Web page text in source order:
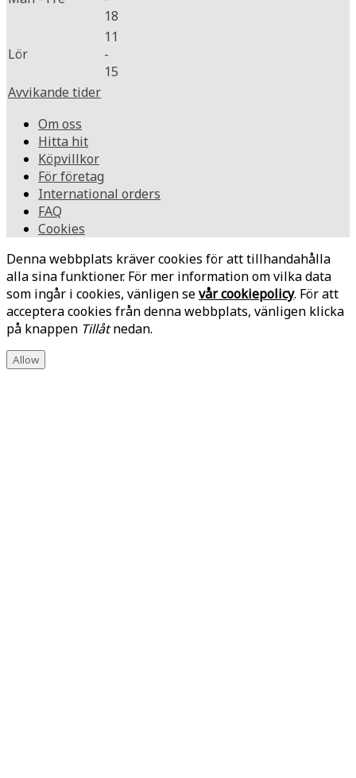
18
Lör
11
-
15
Avvikande tider
Om oss
Hitta hit
Köpvillkor
För företag
International orders
FAQ
Cookies
Denna webbplats kräver cookies för att tillhandahålla
alla sina funktioner. För mer information om vilka data
som ingår i cookies, vänligen sevår cookiepolicy. För att
acceptera cookies från denna webbplats, vänligen klicka
på knappen Tillåtnedan.
Allow